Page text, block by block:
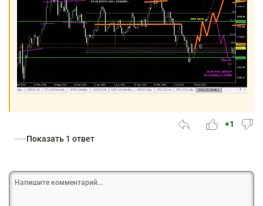
+1
Показать 1 ответ